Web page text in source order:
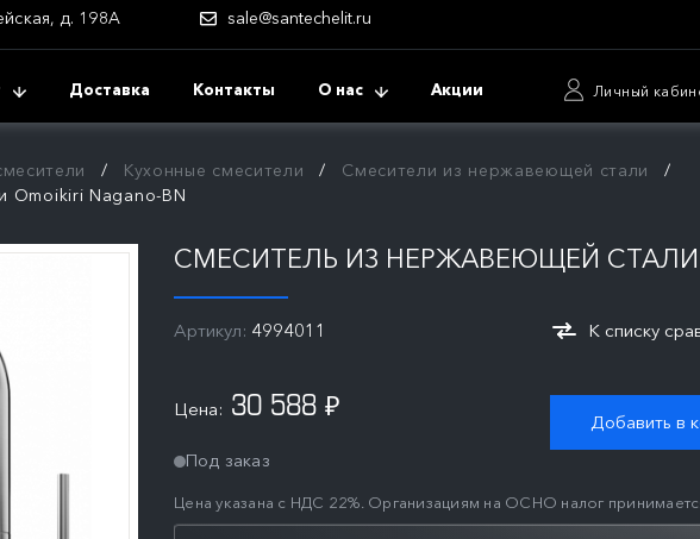
д. 198А sale@santechelit.ru
Доставка Контакты О нас Акции Личный
Кухонные смесители
Смесители из нержавеющей стали
Omoikiri Nagano-BN
СМЕСИТЕЛЬ ИЗ НЕРЖАВЕЮЩЕЙ СТАЛИ
Артикул: 4994011 К списку
Цена: 30 588 ₽
Под заказ
Цена указана с НДС 22%. Организациям на ОСНО налог
Добавить в